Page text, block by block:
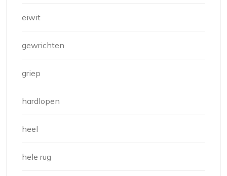
eiwit
gewrichten
griep
hardlopen
heel
hele rug